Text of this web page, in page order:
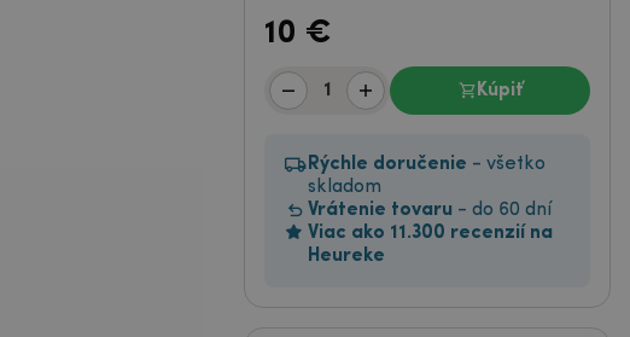
10 €
Kúpiť
Rýchle doručenie - všetko
skladom
Vrátenie tovaru - do 60 dní
Viac ako 11.300 recenzií na
Heureke